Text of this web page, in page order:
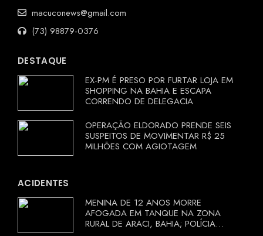
macuconews@gmail.com
(73) 98879-0376
DESTAQUE
EX-PM É PRESO POR FURTAR LOJA EM
SHOPPING NA BAHIA E ESCAPA
CORRENDO DE DELEGACIA
OPERAÇÃO ELDORADO PRENDE SEIS
SUSPEITOS DE MOVIMENTAR R$ 25
MILHÕES COM AGIOTAGEM
ACIDENTES
MENINA DE 12 ANOS MORRE
AFOGADA EM TANQUE NA ZONA
RURAL DE ARACI, BAHIA; POLÍCIA